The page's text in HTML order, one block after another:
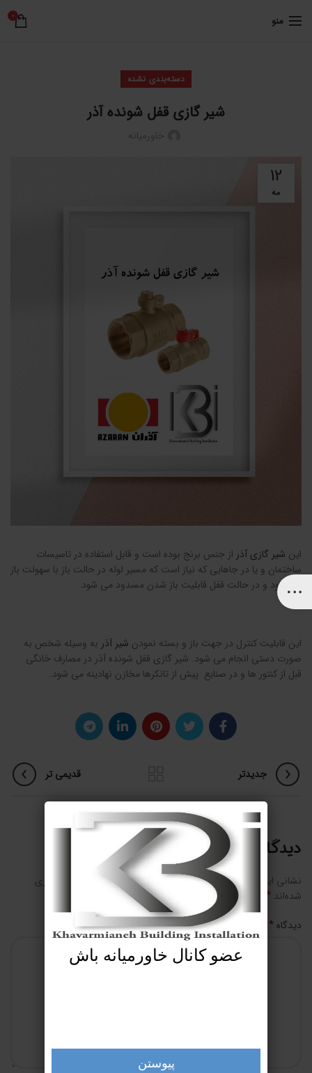
منو 0
دسته‌بندی نشده
شیر گازی قفل شونده آذر
12
مه
این شیر گازی آذر از جنس برنج بوده است و قابل استفاده در تاسیسات
ساختمان و یا در جاهایی که نیاز است که مسیر لوله در حالت باز با سهولت باز
می شود و در حالت قفل قابلیت باز شدن مسدود می شود.
این قابلیت کنترل در جهت باز و بسته نمودن شیر آذر به وسیله شخص به
صورت دستی انجام می شود. شیر گازی قفل شونده آذر در مصارف خانگی
قبل از کنتور ها و در صنایع پیش از تانکرها مخازن نهادینه می شود.
جدیدتر قدیمی تر
دیدگاهتان را بنویسید
نشانی ایمیل شما منتشر نخواهد شد.
بخش‌های موردنیاز علامت‌گذاری
شده‌اند *
دیدگاه*
عضو کانال خاورمیانه باش
پیوستن